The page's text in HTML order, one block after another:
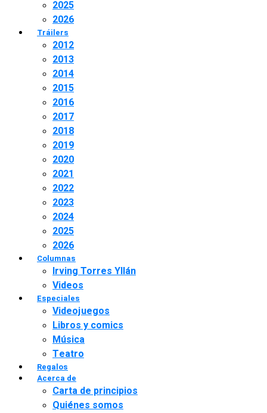
2025
2026
Tráilers
2012
2013
2014
2015
2016
2017
2018
2019
2020
2021
2022
2023
2024
2025
2026
Columnas
Irving Torres Yllán
Videos
Especiales
Videojuegos
Libros y comics
Música
Teatro
Regalos
Acerca de
Carta de principios
Quiénes somos